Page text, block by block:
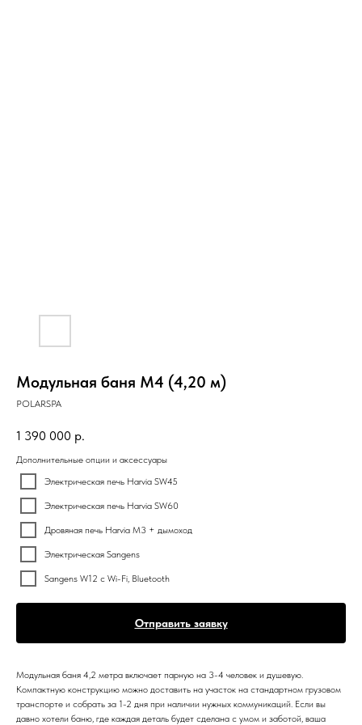
Модульная баня М4 (4,20 м)
POLARSPA
1 390 000 р.
Дополнительные опции и аксессуары
Электрическая печь Harvia SW45
Электрическая печь Harvia SW60
Дровяная печь Harvia M3 + дымоход
Электрическая Sangens
Sangens W12 c Wi-Fi, Bluetooth
Отправить заявку
Модульная баня 4,2 метра включает парную на 3-4 человек и душевую.
Компактную конструкцию можно доставить на участок на стандартном грузовом
транспорте и собрать за 1-2 дня при наличии нужных коммуникаций. Если вы
давно хотели баню, где каждая деталь будет сделана с умом и заботой, ваша